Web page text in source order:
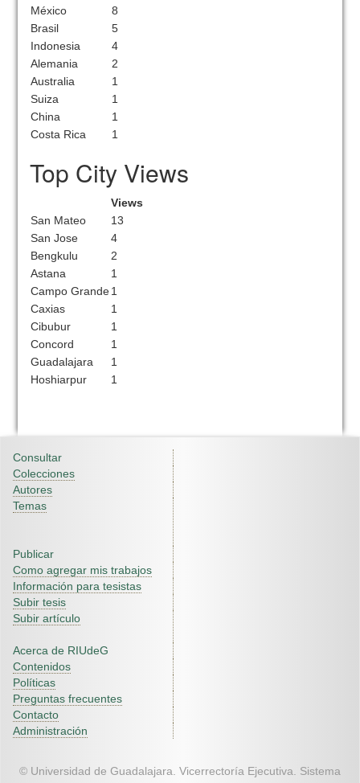
México
8
Brasil
5
Indonesia
4
Alemania
2
Australia
1
Suiza
1
China
1
Costa Rica
1
Top City Views
Views
San Mateo
13
San Jose
4
Bengkulu
2
Astana
1
Campo Grande1
Caxias
1
Cibubur
1
Concord
1
Guadalajara
1
Hoshiarpur
1
Consultar
Colecciones
Autores
Temas
Publicar
Como agregar mis trabajos
Información para tesistas
Subir tesis
Subir artículo
Acerca de RIUdeG
Contenidos
Políticas
Preguntas frecuentes
Contacto
Administración
© Universidad de Guadalajara. Vicerrectoría Ejecutiva. Sistema